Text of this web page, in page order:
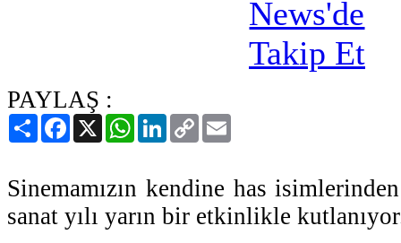
PAYLAŞ :
PaylaşFacebook
X WhatsAppLinkedIn
Copy
Link
Sinemamızın kendine has
sanat yılı yarın bir etkinlikle